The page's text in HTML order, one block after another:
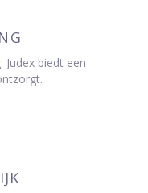
biedt een